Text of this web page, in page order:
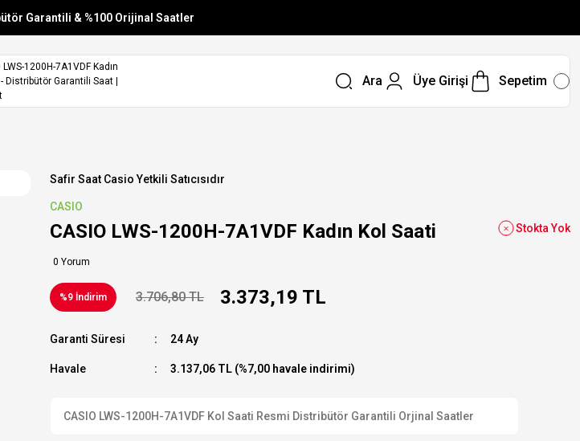
Garantili & %100 Orijinal Saatler
Farksız 6 Taksit
Stoktan Gönderim Ara Üye Girişi Sepetim
Safir Saat Casio Yetkili Satıcısıdır
CASIO
CASIO LWS-1200H-7A1VDF Kadın Kol Saati
0 Yorum
Stokta Yok
%9 İndirim 3.706,80 TL 3.373,19 TL
Garanti Süresi 24 Ay
Havale 3.137,06 TL (%7,00 havale indirimi)
CASIO LWS-1200H-7A1VDF Kol Saati Resmi Distribütör Garantili Orjinal Saatler